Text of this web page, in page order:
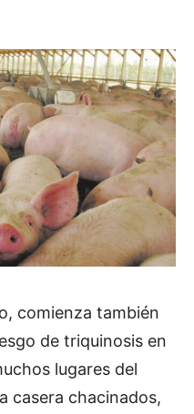
comienza también
de triquinosis en
lugares del
casera chacinados,